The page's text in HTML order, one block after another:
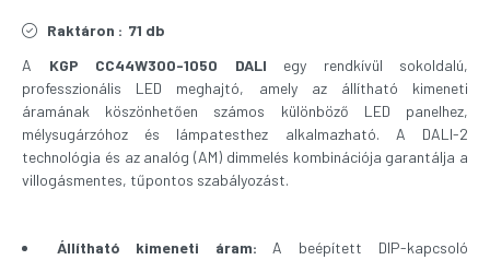
Raktáron : 71 db
A KGP CC44W300-1050 DALI egy rendkívül sokoldalú,
professzionális LED meghajtó, amely az állítható kimeneti
áramának köszönhetően számos különböző LED panelhez,
mélysugárzóhoz és lámpatesthez alkalmazható. A DALI-2
technológia és az analóg (AM) dimmelés kombinációja garantálja a
villogásmentes, tűpontos szabályozást.
Állítható kimeneti áram: A beépített DIP-kapcsoló